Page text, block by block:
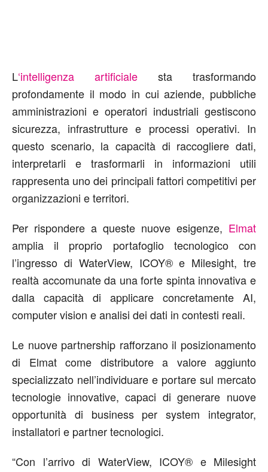
L‘intelligenza artificiale sta trasformando
profondamente il modo in cui aziende, pubbliche
amministrazioni e operatori industriali gestiscono
sicurezza, infrastrutture e processi operativi. In
questo scenario, la capacità di raccogliere dati,
interpretarli e trasformarli in informazioni utili
rappresenta uno dei principali fattori competitivi per
organizzazioni e territori.
Per rispondere a queste nuove esigenze, Elmat
amplia il proprio portafoglio tecnologico con
l’ingresso di WaterView, ICOY®e Milesight, tre
realtà accomunate da una forte spinta innovativa e
dalla capacità di applicare concretamente AI,
computer vision e analisi dei dati in contesti reali.
Le nuove partnership rafforzano il posizionamento
di Elmat come distributore a valore aggiunto
specializzato nell’individuare e portare sul mercato
tecnologie innovative, capaci di generare nuove
opportunità di business per system integrator,
installatori e partner tecnologici.
“Con l’arrivo di WaterView, ICOY® e Milesight